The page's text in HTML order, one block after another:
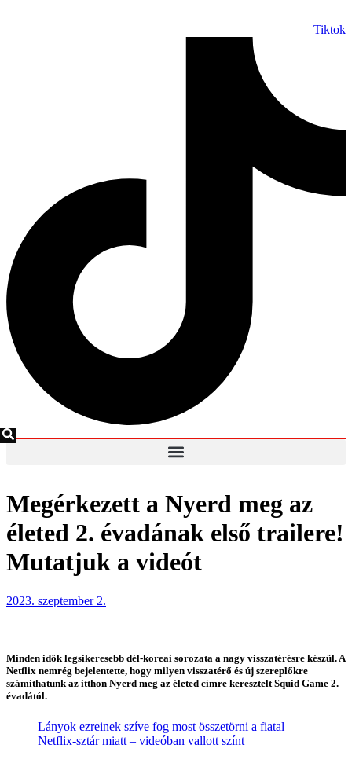
Tiktok
Megérkezett a Nyerd meg az
életed 2. évadának első trailere!
Mutatjuk a videót
2023. szeptember 2.
Minden idők legsikeresebb dél-koreai sorozata a nagy visszatérésre készül. A
Netflix nemrég bejelentette, hogy milyen visszatérő és új szereplőkre
számíthatunk az itthon Nyerd meg az életed címre keresztelt Squid Game 2.
évadától.
Lányok ezreinek szíve fog most összetörni a fiatal
Netflix-sztár miatt – videóban vallott színt